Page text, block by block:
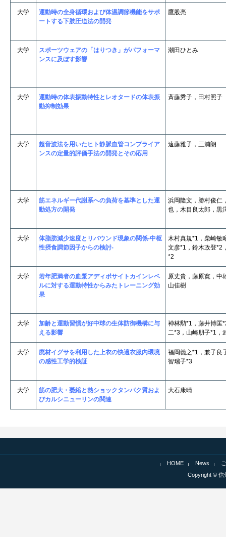
大学
運動時の全身循環および体温調節機能をサポ
ートする下肢圧迫法の開発
鷹股亮
大学
スポーツウェアの「はりつき」がパフォーマ
ンスに及ぼす影響
潮田ひとみ
大学
運動時の体表振動特性とレオタードの体表振
動抑制効果
斉藤秀子，田村照子
大学
超音波法を用いたヒト静脈血管コンプライア
ンスの定量的評価手法の開発とその応用
遠藤雅子，三浦朗
大学
筋エネルギー代謝系への負荷を基準とした運
動処方の開発
浜岡隆文，勝村俊仁
也，木目良太郎，黒
大学
体脂肪減少速度とリバウンド現象の関係-中枢
性摂食調節因子からの検討-
木村真規*1，柴崎敏
文彦*1，鈴木政登*2
*2
大学
若年肥満者の血漿アディポサイトカインレベ
ルに対する運動特性からみたトレーニング効
果
原丈貴，藤原寛，中
山佳樹
大学
加齢と運動習慣が好中球の生体防御機構に与
える影響
神林勲*1，藤井博匡
二*3，山崎朋子*1，
大学
廃材イグサを利用した上衣の快適衣服内環境
の感性工学的検証
福岡義之*1，兼子良
智瑞子*3
大学
筋の肥大・萎縮と熱ショックタンパク質およ
びカルシニューリンの関連
大石康晴
HOME News
Copyright © 信